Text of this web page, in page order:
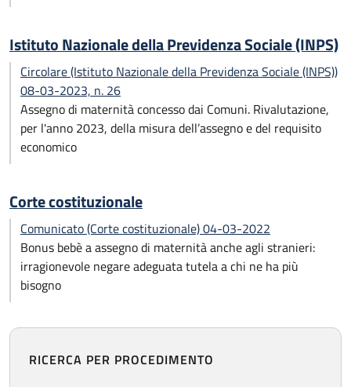
Istituto Nazionale della Previdenza Sociale (INPS)
Circolare (Istituto Nazionale della Previdenza Sociale (INPS))
08-03-2023, n. 26
Assegno di maternità concesso dai Comuni. Rivalutazione,
per l'anno 2023, della misura dell’assegno e del requisito
economico
Corte costituzionale
Comunicato (Corte costituzionale) 04-03-2022
Bonus bebè a assegno di maternità anche agli stranieri:
irragionevole negare adeguata tutela a chi ne ha più
bisogno
RICERCA PER PROCEDIMENTO